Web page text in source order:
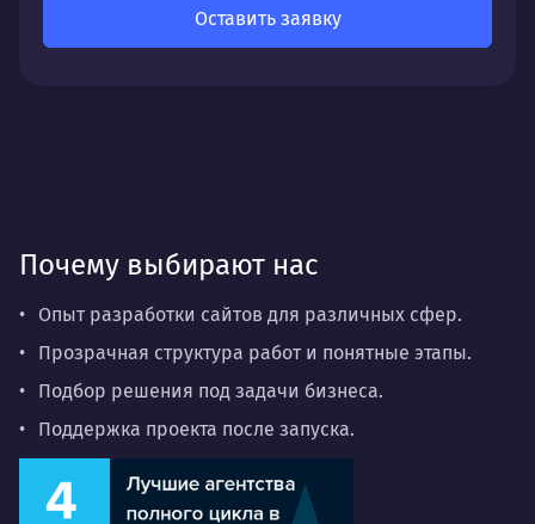
Оставить заявку
Почему выбирают нас
Опыт разработки сайтов для различных сфер.
Прозрачная структура работ и понятные этапы.
Подбор решения под задачи бизнеса.
Поддержка проекта после запуска.